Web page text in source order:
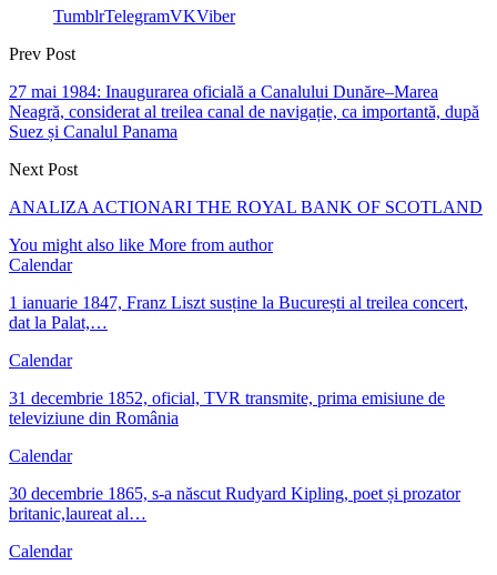
TumblrTelegramVKViber
Prev Post
27 mai 1984: Inaugurarea oficială a Canalului Dunăre–Marea
Neagră, considerat al treilea canal de navigație, ca importantă, după
Suez și Canalul Panama
Next Post
ANALIZA ACTIONARI THE ROYAL BANK OF SCOTLAND
You might also like More from author
Calendar
1 ianuarie 1847, Franz Liszt susține la București al treilea concert,
dat la Palat,…
Calendar
31 decembrie 1852, oficial, TVR transmite, prima emisiune de
televiziune din România
Calendar
30 decembrie 1865, s-a născut Rudyard Kipling, poet și prozator
britanic,laureat al…
Calendar